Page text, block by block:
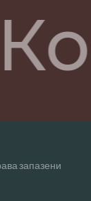
запазени